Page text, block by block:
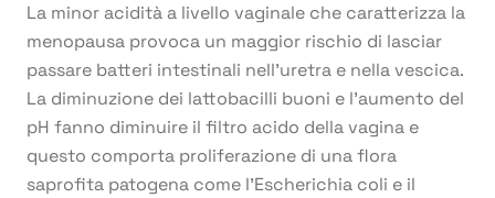
La minor acidità a livello vaginale che caratterizza la
menopausa provoca un maggior rischio di lasciar
passare batteri intestinali nell’uretra e nella vescica.
La diminuzione dei lattobacilli buoni e l’aumento del
pH fanno diminuire il filtro acido della vagina e
questo comporta proliferazione di una flora
saprofita patogena come l’Escherichia coli e il